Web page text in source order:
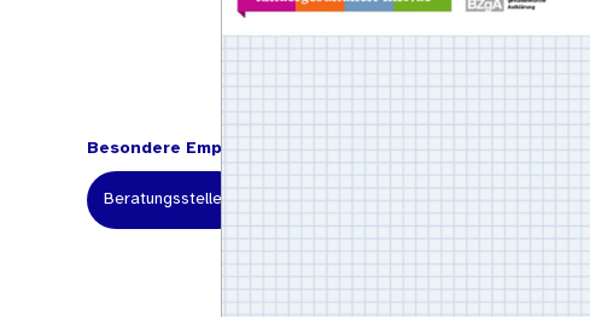
Besondere Empfehlung für:
Beratungsstellen Fachkräfte Kommunale Einrichtungen